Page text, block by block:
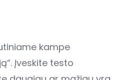
kampe
Įveskite testo